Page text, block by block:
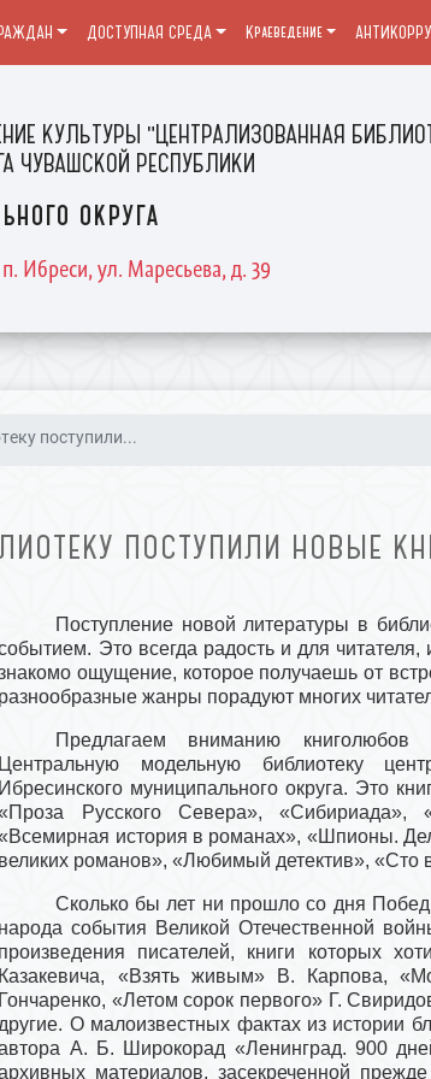
КУЛЬТУРЫ "ЦЕНТРАЛИЗОВАННАЯ
ЧУВАШСКОЙ РЕСПУБЛИКИ
округа
Ибреси, ул. Маресьева, д. 39
ДОСТУПНАЯ СРЕДА Краеведение
поступили...
ПОСТУПИЛИ НОВЫЕ
Поступление новой литературы в
Это всегда радость и для
ощущение, которое получаешь от
разнообразные жанры порадуют многих
Предлагаем вниманию
Центральную модельную библиотеку
Ибресинского муниципального округа. Это
Русского Севера», «Сибириада»,
история в романах», «Шпионы.
великих романов», «Любимый детектив», «Сто
Сколько бы лет ни прошло со дня
народа события Великой Отечественной
произведения писателей, книги которых
Казакевича, «Взять живым» В. Карпова,
Гончаренко, «Летом сорок первого» Г.
другие. О малоизвестных фактах из истории
А. Б. Широкорад «Ленинград. 900
материалов, засекреченной